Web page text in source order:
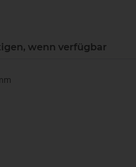
wenn verfügbar